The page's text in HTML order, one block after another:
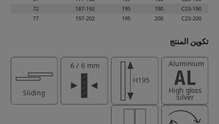
C23-190
190
195
187-192
72
C23-200
200
195
197-202
77
تكوين المنتج